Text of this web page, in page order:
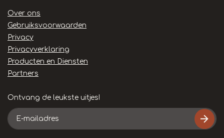
Handige
links
Over ons
Gebruiksvoorwaarden
Privacy
Privacyverklaring
Producten en Diensten
Partners
Ontvang de leukste uitjes!
E-
mailadres